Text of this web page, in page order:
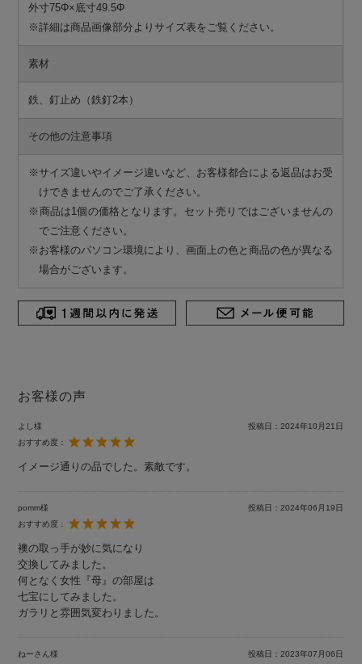
外寸75Φ×底寸49.5Φ
※詳細は商品画像部分よりサイズ表をご覧ください。
素材
鉄、釘止め（鉄釘2本）
その他の注意事項
※サイズ違いやイメージ違いなど、お客様都合による返品はお受
けできませんのでご了承ください。
※商品は1個の価格となります。セット売りではございませんの
でご注意ください。
※お客様のパソコン環境により、画面上の色と商品の色が異なる
場合がございます。
お客様の声
よし様 投稿日：2024年10月21日
おすすめ度：
イメージ通りの品でした。素敵です。
pomm様 投稿日：2024年06月19日
おすすめ度：
襖の取っ手が妙に気になり
交換してみました。
何となく女性『母』の部屋は
七宝にしてみました。
ガラリと雰囲気変わりました。
ねーさん様 投稿日：2023年07月06日